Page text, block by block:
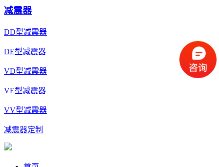
减震器
DD型减震器
DE型减震器
VD型减震器
VE型减震器
VV型减震器
减震器定制